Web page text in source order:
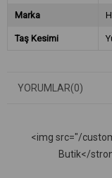
Marka
Taş Kesimi
YORUMLAR(0)
<img src="/
Butik</